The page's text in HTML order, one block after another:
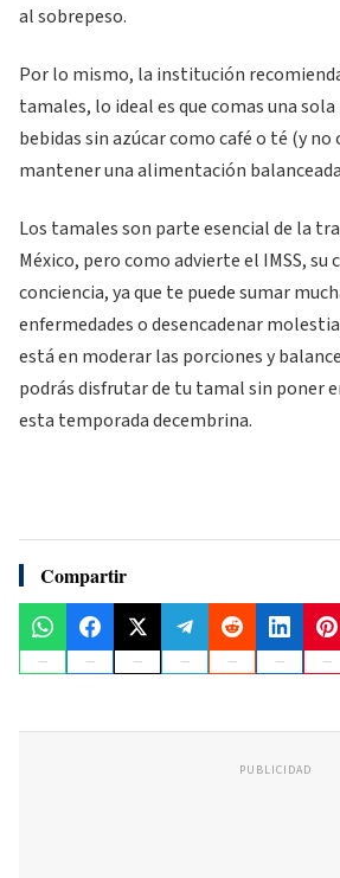
al sobrepeso.
Por lo mismo, la institución
tamales, lo ideal es que comas una
bebidas sin azúcar como café o té (y
mantener una alimentación
Los tamales son parte esencial de la
México, pero como advierte el IMSS, su
conciencia, ya que te puede sumar
enfermedades o desencadenar
está en moderar las porciones y
podrás disfrutar de tu tamal sin poner
esta temporada decembrina.
Compartir
PUBLICIDAD